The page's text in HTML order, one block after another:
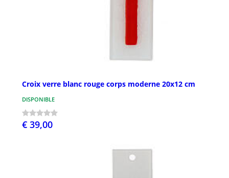
Croix verre blanc rouge corps moderne 20x12 cm
DISPONIBLE
€ 39,00